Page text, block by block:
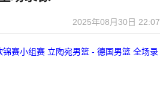
2025年08月30日 22:07
赛小组赛 立陶宛男篮 - 德国男篮 全场录